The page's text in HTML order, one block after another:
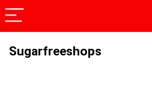
Sugarfreeshops